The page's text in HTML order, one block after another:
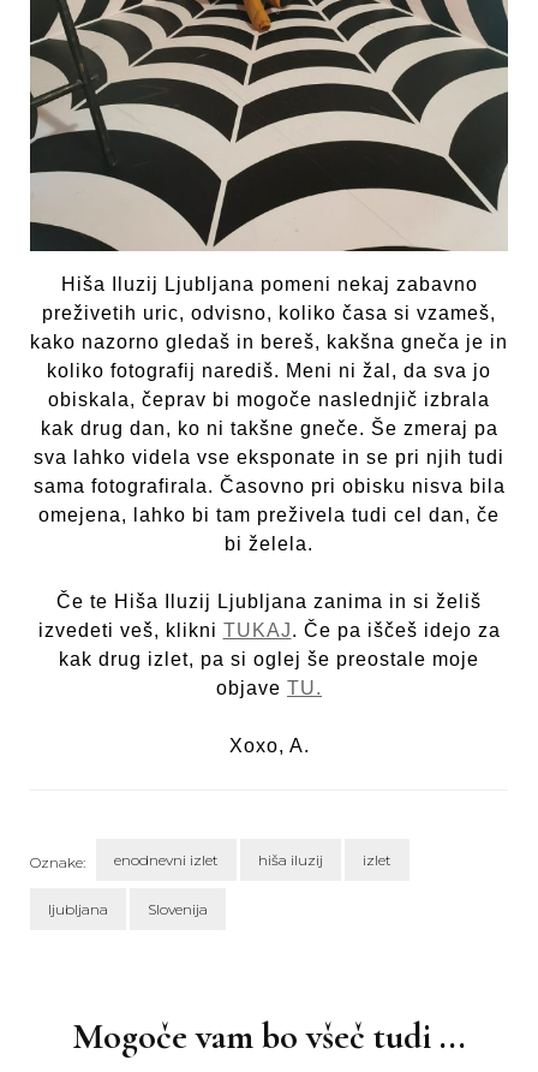
Hiša Iluzij Ljubljana pomeni nekaj zabavno
preživetih uric, odvisno, koliko časa si vzameš,
kako nazorno gledaš in bereš, kakšna gneča je in
koliko fotografij narediš. Meni ni žal, da sva jo
obiskala, čeprav bi mogoče naslednjič izbrala
kak drug dan, ko ni takšne gneče. Še zmeraj pa
sva lahko videla vse eksponate in se pri njih tudi
sama fotografirala. Časovno pri obisku nisva bila
omejena, lahko bi tam preživela tudi cel dan, če
bi želela.
Če te Hiša Iluzij Ljubljana zanima in si želiš
izvedeti veš, klikni TUKAJ. Če pa iščeš idejo za
kak drug izlet, pa si oglej še preostale moje
objave TU.
Xoxo, A.
Oznake: enodnevni izlet hiša iluzij izlet
ljubljana Slovenija
Mogoče vam bo všeč tudi ...